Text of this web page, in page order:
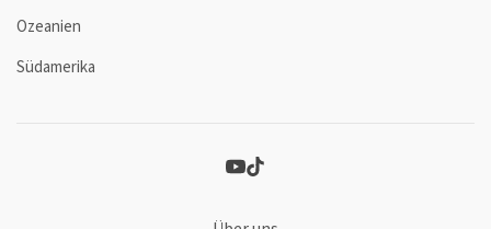
Ozeanien
Südamerika